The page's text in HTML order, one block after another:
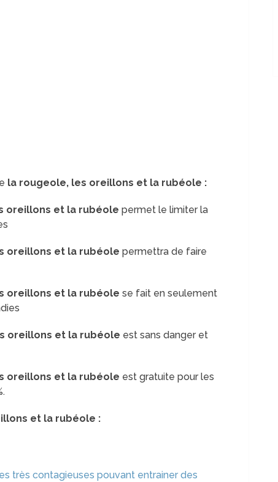
la rougeole, les oreillons et la rubéole :
oreillons et la rubéole permet le limiter la
oreillons et la rubéole permettra de faire
oreillons et la rubéole se fait en seulement
oreillons et la rubéole est sans danger et
oreillons et la rubéole est gratuite pour les
et la rubéole :
très contagieuses pouvant entrainer des